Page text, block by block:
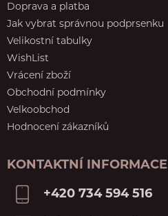
Doprava a platba
Jak vybrat správnou podprsenku
Velikostní tabulky
WishList
Vrácení zboží
Obchodní podmínky
Velkoobchod
Hodnocení zákazníků
KONTAKTNÍ INFORMACE
+420 734 594 516